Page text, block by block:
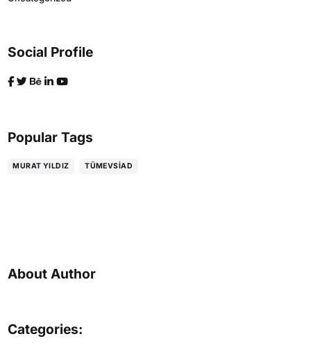
Social Profile
Popular Tags
MURAT YILDIZ TÜMEVSIAD
About Author
Categories: